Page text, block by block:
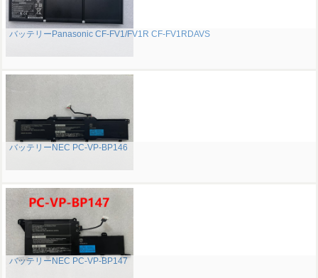
バッテリーPanasonic CF-FV1/FV1R CF-FV1RDAVS
バッテリーNEC PC-VP-BP146
バッテリーNEC PC-VP-BP147